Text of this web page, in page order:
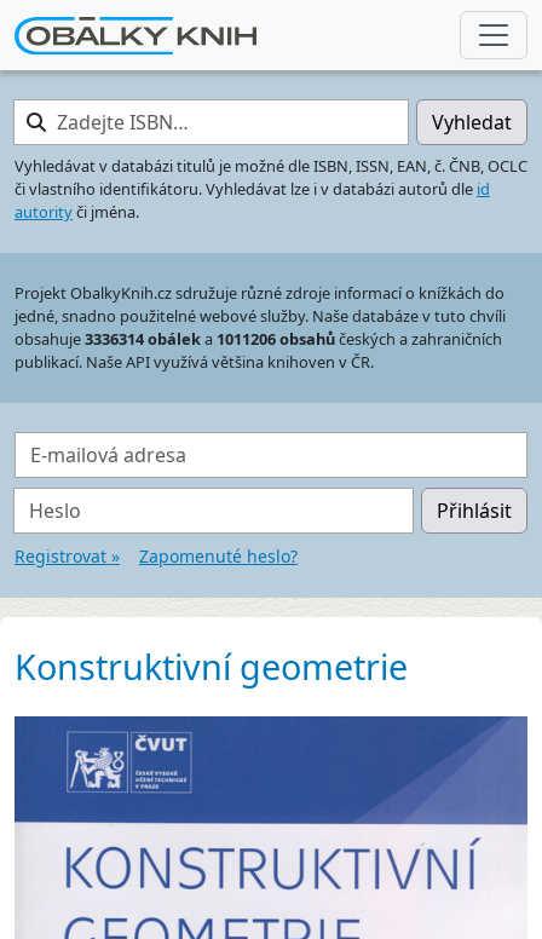
Zadejte ISBN… Vyhledat
Vyhledávat v databázi titulů je možné dle ISBN, ISSN, EAN, č. ČNB, OCLC
či vlastního identifikátoru. Vyhledávat lze i v databázi autorů dle id
autorityči jména.
Projekt ObalkyKnih.cz sdružuje různé zdroje informací o knížkách do
jedné, snadno použitelné webové služby. Naše databáze v tuto chvíli
obsahuje3336314 obáleka 1011206 obsahůčeských a zahraničních
publikací. Naše API využívá většina knihoven v ČR.
E-mailová adresa
Heslo Přihlásit
Registrovat » Zapomenuté heslo?
Konstruktivní geometrie